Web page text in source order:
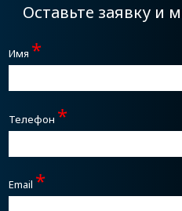
Оставьте заявку и
Имя *
Телефон *
Email *